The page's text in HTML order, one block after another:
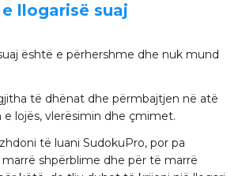
e llogarisë suaj
është e përhershme dhe nuk mund
të dhënat dhe përmbajtjen në atë
e lojës, vlerësimin dhe çmimet.
të luani SudokuPro, por pa
shpërblime dhe për të marrë